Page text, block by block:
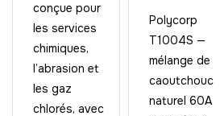
conçue pour
les services
chimiques,
l’abrasion et
les gaz
chlorés, avec
Polycorp
T1004S —
mélange de
caoutchouc
naturel 60A